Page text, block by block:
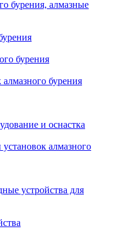
бурения, алмазные
бурения
бурения
и оснастка
алмазного
устройства для